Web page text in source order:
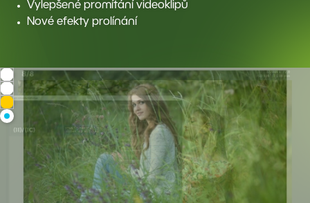
Vylepšené promítání videoklipů
Nové efekty prolínání